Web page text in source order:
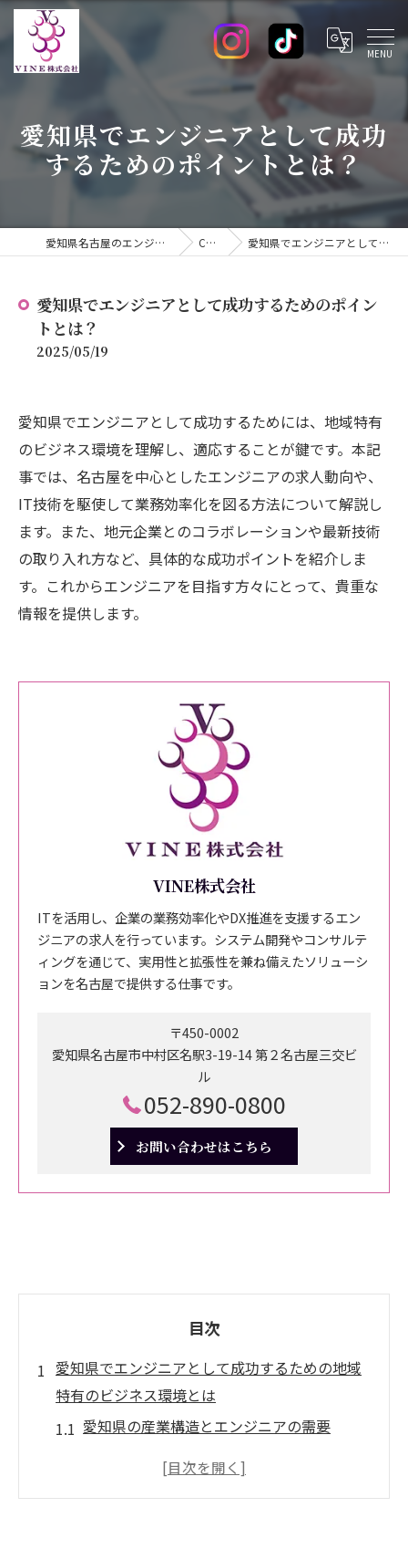
愛知県でエンジニアとして成功
するためのポイントとは？
愛知県名古屋のエンジニアの求人ならVINE株式会社 COLUMN 愛知県でエンジニアとして成功するためのポイントとは？
愛知県でエンジニアとして成功するためのポイン
トとは？
2025/05/19
愛知県でエンジニアとして成功するためには、地域特有
のビジネス環境を理解し、適応することが鍵です。本記
事では、名古屋を中心としたエンジニアの求人動向や、
IT技術を駆使して業務効率化を図る方法について解説し
ます。また、地元企業とのコラボレーションや最新技術
の取り入れ方など、具体的な成功ポイントを紹介しま
す。これからエンジニアを目指す方々にとって、貴重な
情報を提供します。
VINE株式会社
ITを活用し、企業の業務効率化やDX推進を支援するエン
ジニアの求人を行っています。システム開発やコンサルテ
ィングを通じて、実用性と拡張性を兼ね備えたソリューシ
ョンを名古屋で提供する仕事です。
〒450-0002
愛知県名古屋市中村区名駅3-19-14 第２名古屋三交ビ
ル
052-890-0800
お問い合わせはこちら
目次
愛知県でエンジニアとして成功するための地域
特有のビジネス環境とは
愛知県の産業構造とエンジニアの需要
地域企業が求めるエンジニアスキルとは